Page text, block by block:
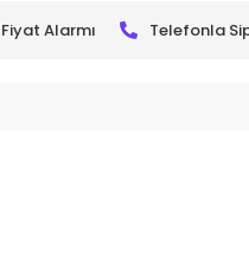
Fiyat Alarmı Telefonla